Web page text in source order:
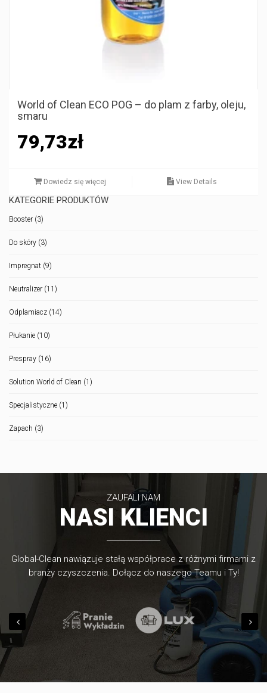
World of Clean ECO POG – do plam z farby, oleju,
smaru
79,73zł
Dowiedz się więcej View Details
KATEGORIE PRODUKTÓW
Booster (3)
Do skóry (3)
Impregnat (9)
Neutralizer (11)
Odplamiacz (14)
Płukanie (10)
Prespray (16)
Solution World of Clean (1)
Specjalistyczne (1)
Zapach (3)
ZAUFALI NAM
NASI KLIENCI
Global-Clean nawiązuje stałą współprace z różnymi firmami z
branży czyszczenia. Dołącz do naszego Teamu i Ty!